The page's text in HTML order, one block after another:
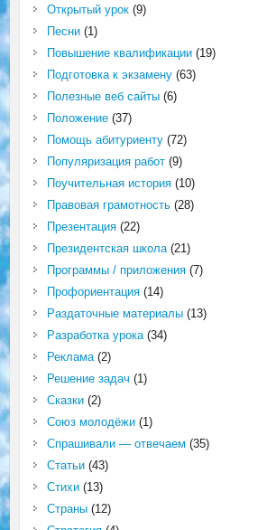
Открытый урок(9)
Песни(1)
Повышение квалификации(19)
Подготовка к экзамену(63)
Полезные веб сайты(6)
Положение(37)
Помощь абитуриенту(72)
Популяризация работ(9)
Поучительная история(10)
Правовая грамотность(28)
Презентация(22)
Президентская школа(21)
Программы / приложения(7)
Профориентация(14)
Раздаточные материалы(13)
Разработка урока(34)
Реклама(2)
Решение задач (1)
Сказки(2)
Союз молодёжи(1)
Спрашивали — отвечаем (35)
Статьи(43)
Стихи(13)
Страны(12)